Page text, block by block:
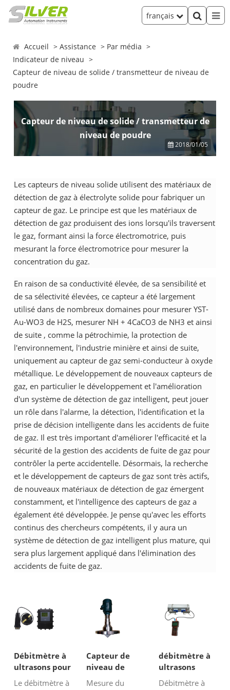
français
Accueil Assistance
Par média
Indicateur de niveau
Capteur de niveau de solide / transmetteur de niveau de
poudre
Capteur de niveau de solide / transmetteur de
niveau de poudre
2018/01/05
Les capteurs de niveau solide utilisent des matériaux de
détection de gaz à électrolyte solide pour fabriquer un
capteur de gaz. Le principe est que les matériaux de
détection de gaz produisent des ions lorsqu'ils traversent
le gaz, formant ainsi la force électromotrice, puis
mesurant la force électromotrice pour mesurer la
concentration du gaz.
En raison de sa conductivité élevée, de sa sensibilité et
de sa sélectivité élevées, ce capteur a été largement
utilisé dans de nombreux domaines pour mesurer YST-
Au-WO3 de H2S, mesurer NH + 4CaCO3 de NH3 et ainsi
de suite , comme la pétrochimie, la protection de
l'environnement, l'industrie minière et ainsi de suite,
uniquement au capteur de gaz semi-conducteur à oxyde
métallique. Le développement de nouveaux capteurs de
gaz, en particulier le développement et l'amélioration
d'un système de détection de gaz intelligent, peut jouer
un rôle dans l'alarme, la détection, l'identification et la
prise de décision intelligente dans les accidents de fuite
de gaz. Il est très important d'améliorer l'efficacité et la
sécurité de la gestion des accidents de fuite de gaz pour
contrôler la perte accidentelle. Désormais, la recherche
et le développement de capteurs de gaz sont très actifs,
de nouveaux matériaux de détection de gaz émergent
constamment, et l'intelligence des capteurs de gaz a
également été développée. Je pense qu'avec les efforts
continus des chercheurs compétents, il y aura un
système de détection de gaz intelligent plus mature, qui
sera plus largement appliqué dans l'élimination des
accidents de fuite de gaz.
Débitmètre à
ultrasons pour
tuyaux
Le débitmètre à
Capteur de
niveau de
résine
Mesure du
débitmètre à
ultrasons
portable à
Débitmètre à